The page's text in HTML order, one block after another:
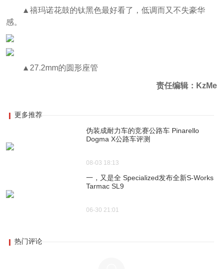
▲禧玛诺花鼓的钛黑色最好看了，低调而又不失豪华
感。
▲27.2mm的圆形座管
责任编辑：KzMe
更多推荐
伪装成耐力车的竞赛公路车 Pinarello
Dogma X公路车评测
08-03 18:13
一，又是全 Specialized发布全新S-Works
Tarmac SL9
06-30 21:01
热门评论